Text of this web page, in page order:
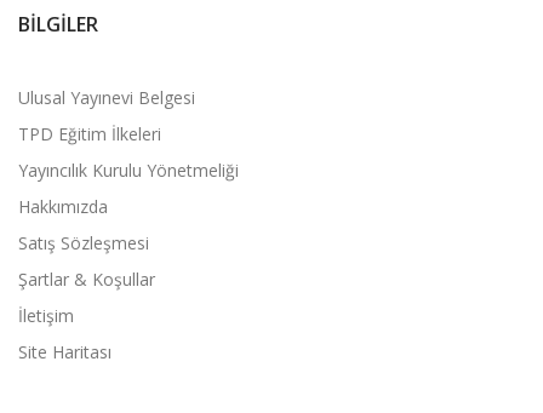
BILGILER
Ulusal Yayınevi Belgesi
TPD Eğitim İlkeleri
Yayıncılık Kurulu Yönetmeliği
Hakkımızda
Satış Sözleşmesi
Şartlar & Koşullar
İletişim
Site Haritası